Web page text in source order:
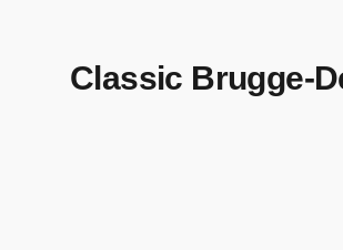
Classic Brugge-